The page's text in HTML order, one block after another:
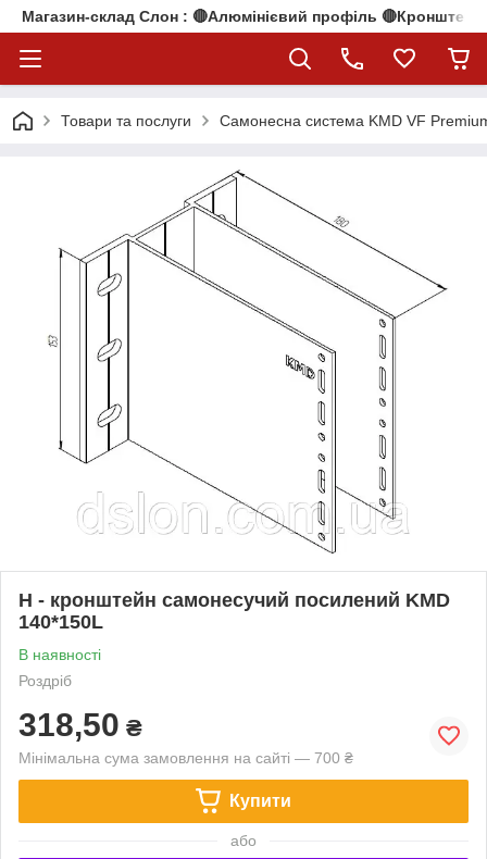
Магазин-склад Слон : 🔴Алюмінієвий профіль
Товари та послуги Самонесна система KMD VF
H - кронштейн самонесучий посилений KMD
140*150L
В наявності
Роздріб
318,50 ₴
Мінімальна сума замовлення на сайті — 700 ₴
Купити
або